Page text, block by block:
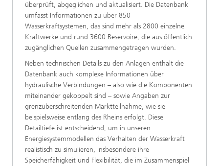
überprüft, abgeglichen und aktualisiert. Die Datenbank
umfasst Informationen zu über 850
Wasserkraftsystemen, das sind mehr als 2800 einzelne
Kraftwerke und rund 3600 Reservoire, die aus öffentlich
zugänglichen Quellen zusammengetragen wurden.
Neben technischen Details zu den Anlagen enthält die
Datenbank auch komplexe Informationen über
hydraulische Verbindungen – also wie die Komponenten
miteinander gekoppelt sind – sowie Angaben zur
grenzüberschreitenden Marktteilnahme, wie sie
beispielsweise entlang des Rheins erfolgt. Diese
Detailtiefe ist entscheidend, um in unseren
Energiesystemmodellen das Verhalten der Wasserkraft
realistisch zu simulieren, insbesondere ihre
Speicherfähigkeit und Flexibilität, die im Zusammenspiel